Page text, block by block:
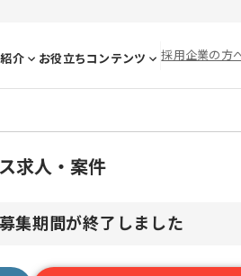
介 お役立ちコンテンツ 採用企業の方
求人・案件
集期間が終了しました